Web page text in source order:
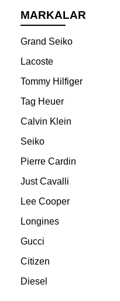
MARKALAR
Grand Seiko
Lacoste
Tommy Hilfiger
Tag Heuer
Calvin Klein
Seiko
Pierre Cardin
Just Cavalli
Lee Cooper
Longines
Gucci
Citizen
Diesel